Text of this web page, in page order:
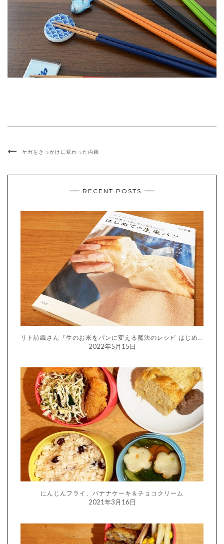
ケガをきっかけに変わった両親
RECENT POSTS
2022年5月15日
にんじんフライ、バナナケーキ＆チョコクリーム
2021年3月16日